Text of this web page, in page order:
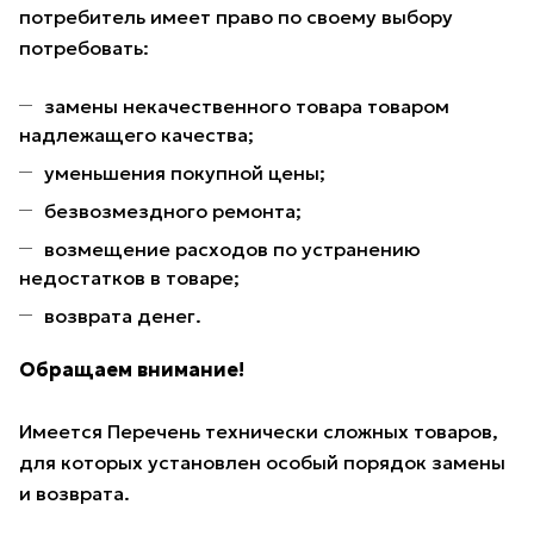
потребитель имеет право по своему выбору
потребовать:
замены некачественного товара товаром
надлежащего качества;
уменьшения покупной цены;
безвозмездного ремонта;
возмещение расходов по устранению
недостатков в товаре;
возврата денег.
Обращаем внимание!
Имеется Перечень технически сложных товаров,
для которых установлен особый порядок замены
и возврата.